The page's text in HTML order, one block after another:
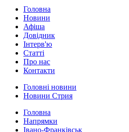
Головна
Новини
Афіша
Довідник
Інтерв'ю
Статті
Про нас
Контакти
Головні новини
Новини Стрия
Головна
Напрямки
Івано-Франківськ